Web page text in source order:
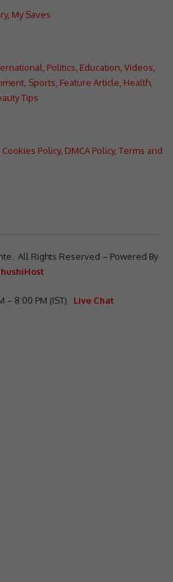
, My Saves
Politics Education Videos
Sports Feature Article Health
Tips
Cookies Policy, DMCA Policy, Terms and
All Rights Reserved – Powered By
– 8:00 PM (IST) Live Chat